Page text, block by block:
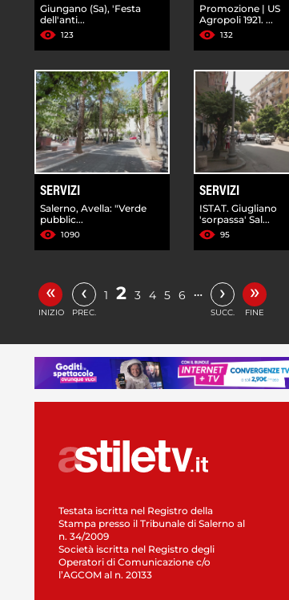
Giungano (Sa), 'Festa
dell'anti...
123
Promozione | US
Agropoli 1921. ...
132
SERVIZI
Salerno, Avella: "Verde
pubblic...
1090
SERVIZI
ISTAT. Giugliano
'sorpassa' Sal...
95
«
INIZIO
‹
PREC.
1 2 3 4 5 6 … ›
SUCC.
»
FINE
Testata iscritta nel Registro della
Stampa presso il Tribunale di Salerno al
n. 34/2009
Società iscritta nel Registro degli
Operatori di Comunicazione c/o
l’AGCOM al n. 20133